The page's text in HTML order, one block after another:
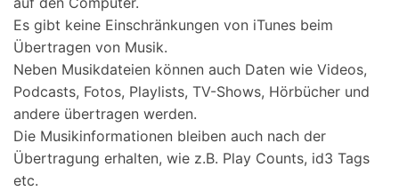
Es gibt keine Einschränkungen von iTunes beim
Übertragen von Musik.
Neben Musikdateien können auch Daten wie Videos,
Podcasts, Fotos, Playlists, TV-Shows, Hörbücher und
andere übertragen werden.
Die Musikinformationen bleiben auch nach der
Übertragung erhalten, wie z.B. Play Counts, id3 Tags
etc.